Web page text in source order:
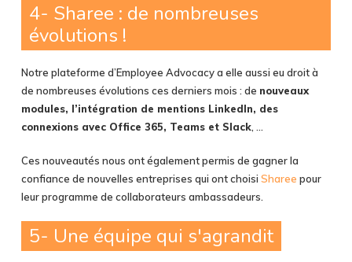
4- Sharee : de nombreuses
évolutions !
Notre plateforme d’Employee Advocacy a elle aussi eu droit à
de nombreuses évolutions ces derniers mois : de nouveaux
modules, l’intégration de mentions LinkedIn, des
connexions avec Office 365, Teams et Slack, …
Ces nouveautés nous ont également permis de gagner la
confiance de nouvelles entreprises qui ont choisi Sharee pour
leur programme de collaborateurs ambassadeurs.
5- Une équipe qui s'agrandit